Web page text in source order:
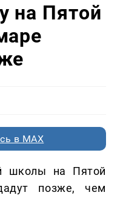
на Пятой
в MAX
школы на Пятой
позже, чем